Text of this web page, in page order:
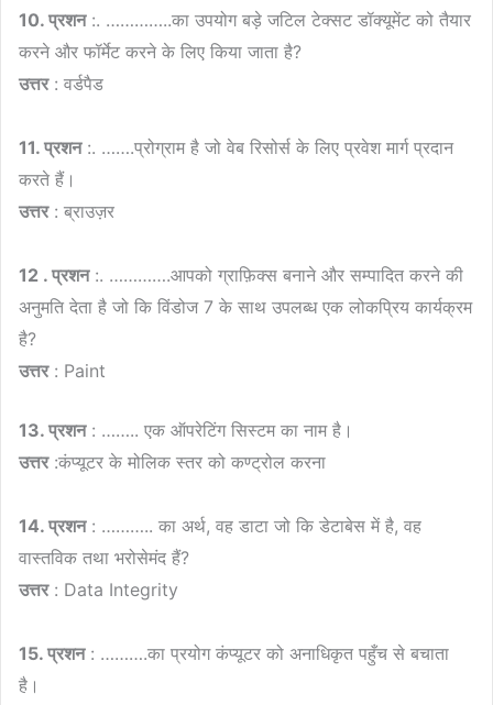
10. प्रशन:. …………..का उपयोग बड़े जटिल टेक्सट डॉक्यूमेंट को तैयार
करने और फॉर्मेट करने के लिए किया जाता है?
उत्तर: वर्डपैड
11. प्रशन:. …….प्रोग्राम है जो वेब रिसोर्स के लिए प्रवेश मार्ग प्रदान
करते हैं।
उत्तर: ब्राउज़र
12 . प्रशन:. ………….आपको ग्राफ़िक्स बनाने और सम्पादित करने की
अनुमति देता है जो कि विंडोज 7 के साथ उपलब्ध एक लोकप्रिय कार्यक्रम
है?
उत्तर: Paint
13. प्रशन: …….. एक ऑपरेटिंग सिस्टम का नाम है।
उत्तर:कंप्यूटर के मोलिक स्तर को कण्ट्रोल करना
14. प्रशन: ……….. का अर्थ, वह डाटा जो कि डेटाबेस में है, वह
वास्तविक तथा भरोसेमंद हैं?
उत्तर: Data Integrity
15. प्रशन: ……….का प्रयोग कंप्यूटर को अनाधिकृत पहुँच से बचाता
है।